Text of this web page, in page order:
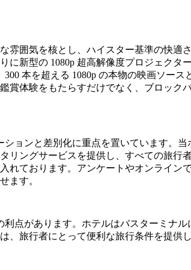
雰囲気を核とし、ハイスター基準の快
新型の 1080p 超高解像度プロジェク
本を超える 1080p の本物の映画ソー
体験をもたらすだけでなく、ブロック
ョンと差別化に重点を置いています。
リングサービスを提供し、すべての旅
れております。アンケートやオンライ
ます。
点があります。ホテルはバスターミナ
、旅行者にとって便利な旅行条件を提供